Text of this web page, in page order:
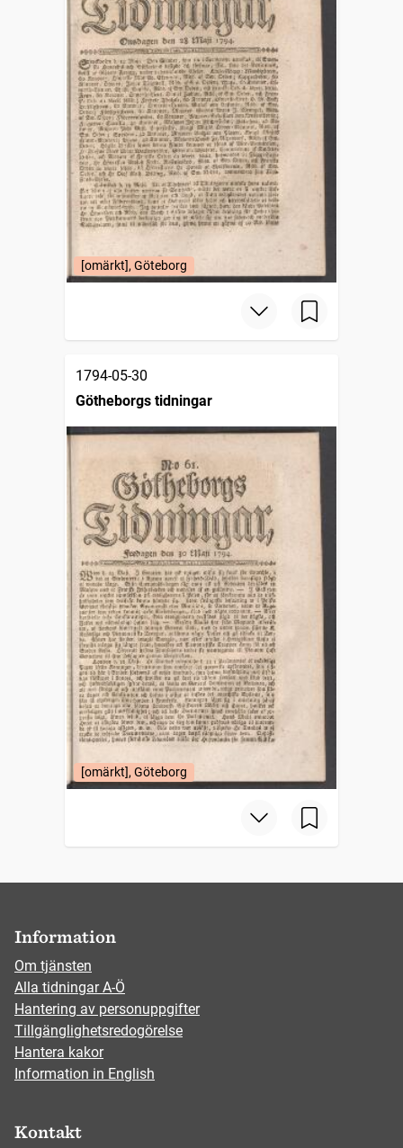
[omärkt], Göteborg
1794-05-30
Götheborgs tidningar
[omärkt], Göteborg
Information
Om tjänsten
Alla tidningar A-Ö
Hantering av personuppgifter
Tillgänglighetsredogörelse
Hantera kakor
Information in English
Kontakt